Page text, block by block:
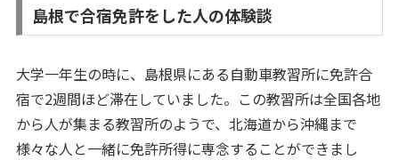
島根で合宿免許をした人の体験談
大学一年生の時に、島根県にある自動車教習所に免許合
宿で2週間ほど滞在していました。この教習所は全国各地
から人が集まる教習所のようで、北海道から沖縄まで
様々な人と一緒に免許所得に専念することができまし